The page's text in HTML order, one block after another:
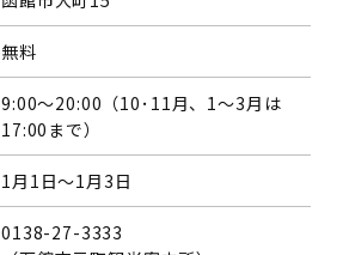
無料
9:00～20:00（10･11月、1～3月は
17:00まで）
1月1日～1月3日
0138-27-3333